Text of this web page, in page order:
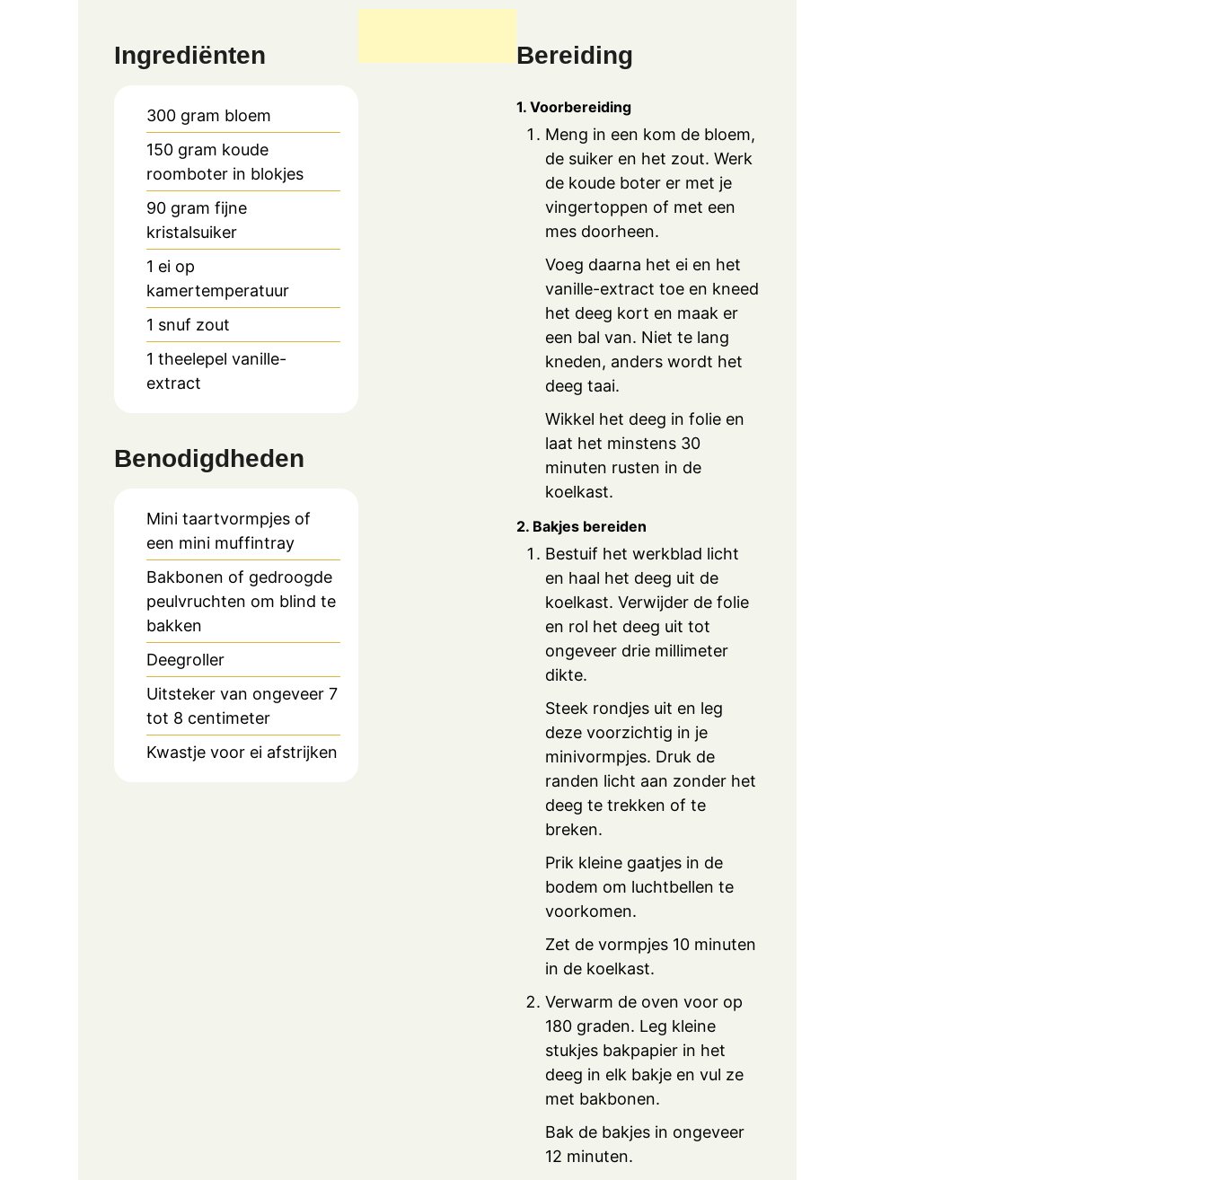
Ingrediënten
300 gram bloem
150 gram koude
roomboter in blokjes
90 gram fijne
kristalsuiker
1 ei op
kamertemperatuur
1 snuf zout
1 theelepel vanille-
extract
Benodigdheden
Mini taartvormpjes of
een mini muffintray
Bakbonen of gedroogde
peulvruchten om blind te
bakken
Deegroller
Uitsteker van ongeveer 7
tot 8 centimeter
Kwastje voor ei afstrijken
Bereiding
1. Voorbereiding
Meng in een kom de bloem,
de suiker en het zout. Werk
de koude boter er met je
vingertoppen of met een
mes doorheen.
Voeg daarna het ei en het
vanille-extract toe en kneed
het deeg kort en maak er
een bal van. Niet te lang
kneden, anders wordt het
deeg taai.
Wikkel het deeg in folie en
laat het minstens 30
minuten rusten in de
koelkast.
2. Bakjes bereiden
Bestuif het werkblad licht
en haal het deeg uit de
koelkast. Verwijder de folie
en rol het deeg uit tot
ongeveer drie millimeter
dikte.
Steek rondjes uit en leg
deze voorzichtig in je
minivormpjes. Druk de
randen licht aan zonder het
deeg te trekken of te
breken.
Prik kleine gaatjes in de
bodem om luchtbellen te
voorkomen.
Zet de vormpjes 10 minuten
in de koelkast.
Verwarm de oven voor op
180 graden. Leg kleine
stukjes bakpapier in het
deeg in elk bakje en vul ze
met bakbonen.
Bak de bakjes in ongeveer
12 minuten.